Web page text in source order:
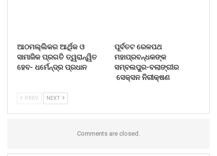
ଆଠମଲ୍ଲିକର ଆର୍ଥିକ ଓ
ସାମାଜିକ ପ୍ରଗତି ତ୍ୱରାନ୍ୱିତ
ହେବ- ଧର୍ମେନ୍ଦ୍ର ପ୍ରଧାନ
ପୂର୍ବତଟ ରେଳପଥ
ମହାପ୍ରବନ୍ଧକଙ୍କ
ସମ୍ବଲପୁର-ବଲାଙ୍ଗୀର
ସେକ୍ସନ ନିରୀକ୍ଷଣ
PREV NEXT
Comments are closed.